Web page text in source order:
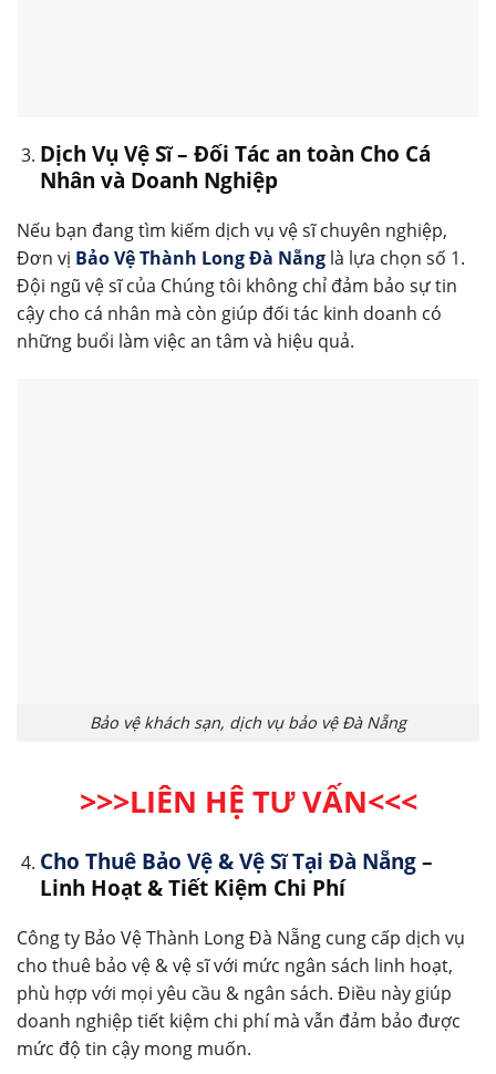
Dịch Vụ Vệ Sĩ – Đối Tác an toàn Cho Cá
Nhân và Doanh Nghiệp
Nếu bạn đang tìm kiếm dịch vụ vệ sĩ chuyên nghiệp,
Đơn vị Bảo Vệ Thành Long Đà Nẵng là lựa chọn số 1.
Đội ngũ vệ sĩ của Chúng tôi không chỉ đảm bảo sự tin
cậy cho cá nhân mà còn giúp đối tác kinh doanh có
những buổi làm việc an tâm và hiệu quả.
Bảo vệ khách sạn, dịch vụ bảo vệ Đà Nẵng
>>>LIÊN HỆ TƯ VẤN<<<
Cho Thuê Bảo Vệ & Vệ Sĩ Tại Đà Nẵng–
Linh Hoạt & Tiết Kiệm Chi Phí
Công ty Bảo Vệ Thành Long Đà Nẵng cung cấp dịch vụ
cho thuê bảo vệ & vệ sĩ với mức ngân sách linh hoạt,
phù hợp với mọi yêu cầu & ngân sách. Điều này giúp
doanh nghiệp tiết kiệm chi phí mà vẫn đảm bảo được
mức độ tin cậy mong muốn.